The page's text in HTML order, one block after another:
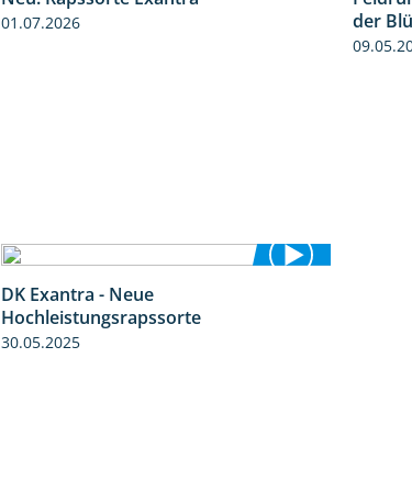
01.07.2026
der
DK Exantra - Neue
Hochleistungsrapssorte
30.05.2025